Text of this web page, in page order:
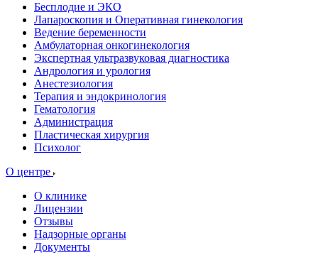
Бесплодие и ЭКО
Лапароскопия и Оперативная гинекология
Ведение беременности
Амбулаторная онкогинекология
Экспертная ультразвуковая диагностика
Андрология и урология
Анестезиология
Терапия и эндокринология
Гематология
Администрация
Пластическая хирургия
Психолог
О центре
О клинике
Лицензии
Отзывы
Надзорные органы
Документы